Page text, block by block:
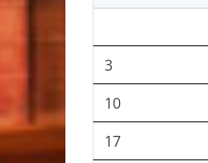
3
10
17